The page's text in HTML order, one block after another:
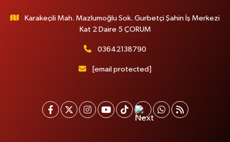
Karakeçili Mah. Mazlumoğlu Sok. Gurbetçi Şahin İş Merkezi
Kat 2 Daire 5 ÇORUM
03642138790
[email protected]